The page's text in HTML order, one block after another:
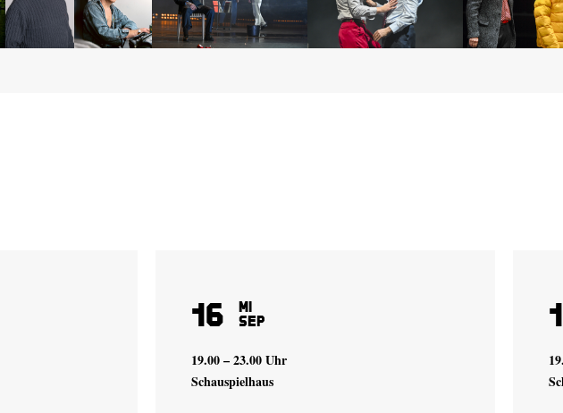
16 Mi
Sep
19.00 – 23.00 Uhr
Schauspielhaus